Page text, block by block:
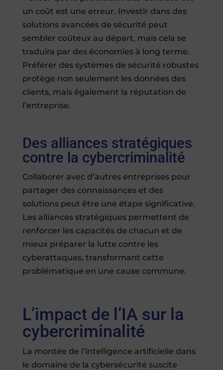
un coût est une erreur. Investir dans des
solutions avancées de sécurité peut
sembler coûteux au départ, mais cela se
traduira par des économies à long terme.
Préférer des systèmes de sécurité robustes
protège non seulement les données des
clients, mais également la réputation de
l’entreprise.
Des alliances stratégiques
contre la cybercriminalité
Collaborer avec d’autres entreprises pour
partager des connaissances et des
solutions peut être une étape significative.
Les alliances stratégiques permettent de
renforcer les capacités de chacun et de
mieux préparer la lutte contre les
cyberattaques, transformant cette
problématique en une cause commune.
L’impact de l’IA sur la
cybercriminalité
La montée de l’intelligence artificielle dans
le domaine de la cybersécurité suscite